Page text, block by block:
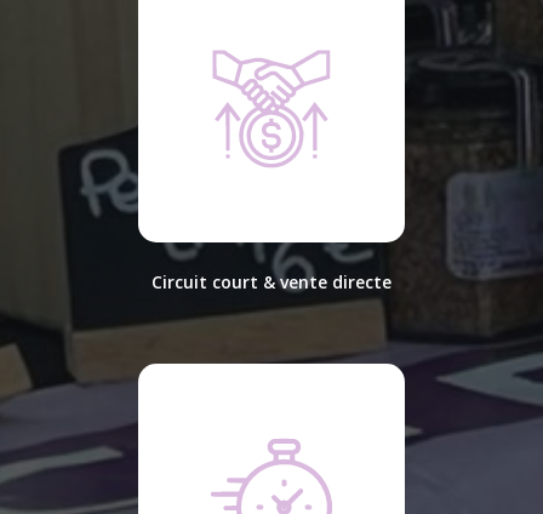
Circuit court & vente directe